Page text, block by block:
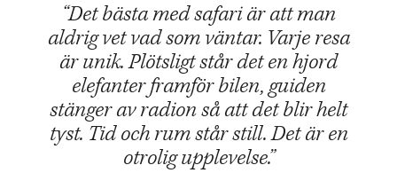
“Det bästa med safari är att man
aldrig vet vad som väntar. Varje resa
är unik. Plötsligt står det en hjord
elefanter framför bilen, guiden
stänger av radion så att det blir helt
tyst. Tid och rum står still. Det är en
otrolig upplevelse.”